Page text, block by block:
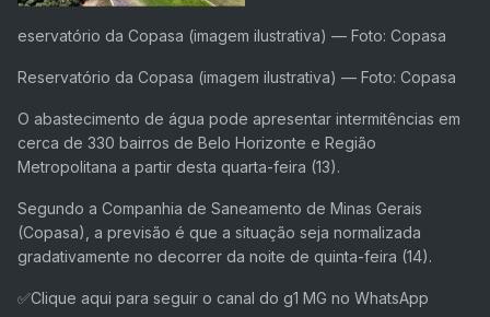
eservatório da Copasa (imagem ilustrativa) — Foto: Copasa
Reservatório da Copasa (imagem ilustrativa) — Foto: Copasa
O abastecimento de água pode apresentar intermitências em
cerca de 330 bairros de Belo Horizonte e Região
Metropolitana a partir desta quarta-feira (13).
Segundo a Companhia de Saneamento de Minas Gerais
(Copasa), a previsão é que a situação seja normalizada
gradativamente no decorrer da noite de quinta-feira (14).
✅Clique aqui para seguir o canal do g1 MG no WhatsApp